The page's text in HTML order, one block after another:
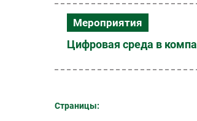
Мероприятия
Цифровая среда в
Страницы: